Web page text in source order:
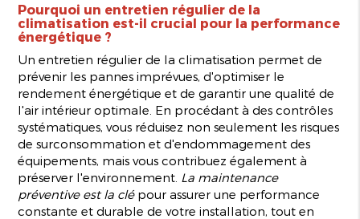
Pourquoi un entretien régulier de la
climatisation est-il crucial pour la performance
énergétique ?
Un entretien régulier de la climatisation permet de
prévenir les pannes imprévues, d'optimiser le
rendement énergétique et de garantir une qualité de
l'air intérieur optimale. En procédant à des contrôles
systématiques, vous réduisez non seulement les risques
de surconsommation et d'endommagement des
équipements, mais vous contribuez également à
préserver l'environnement. La maintenance
préventive est la clépour assurer une performance
constante et durable de votre installation, tout en